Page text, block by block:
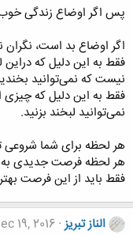
پس اگر اوضاع زندگی
اگر اوضاع بد است،
فقط به این دلیل که
نیست که نمی‌توانید
فقط به این دلیل که
نمی‌توانید لبخند بزنید.
هر لحظه برای شما شروعی
هر لحظه فرصت جدیدی به
فقط باید از این فرصت
الناز تبریز 19, 2016